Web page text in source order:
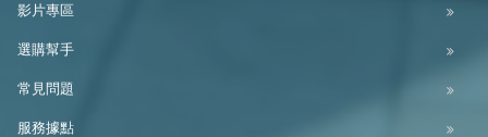
影片專區
選購幫手
常見問題
服務據點